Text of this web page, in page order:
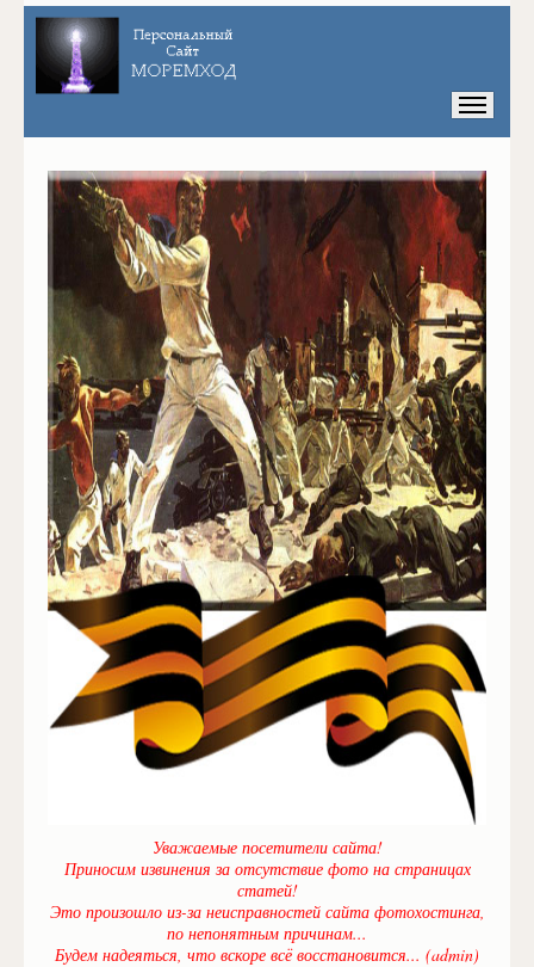
Уважаемые посетители сайта!
Приносим извинения за отсутствие фото на страницах
статей!
Это произошло из-за неисправностей сайта фотохостинга,
по непонятным причинам...
Будем надеяться, что вскоре всё восстановится... (admin)